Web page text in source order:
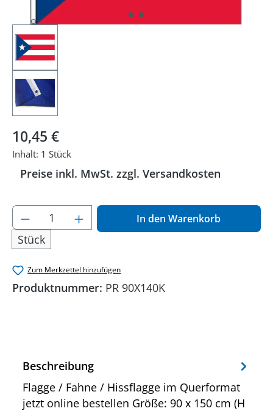
Regulärer Preis:
10,45 €
Inhalt: 1 Stück
Preise inkl. MwSt. zzgl. Versandkosten
Produkt Anzahl: Gib den gewünschten
Stück
In den Warenkorb
Zum Merkzettel hinzufügen
Produktnummer: PR 90X140K
Beschreibung
Flagge / Fahne / Hissflagge im Querformat
jetzt online bestellen Größe: 90 x 150 cm (H